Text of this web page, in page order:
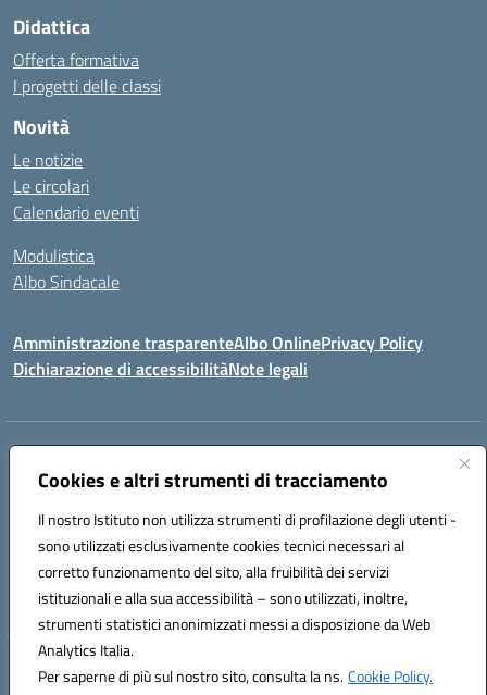
Cookies e altri strumenti di tracciamento
Il nostro Istituto non utilizza strumenti di profilazione degli utenti -
sono utilizzati esclusivamente cookies tecnici necessari al
corretto funzionamento del sito, alla fruibilità dei servizi
istituzionali e alla sua accessibilità – sono utilizzati, inoltre,
strumenti statistici anonimizzati messi a disposizione da Web
Analytics Italia.
Per saperne di più sul nostro sito, consulta la ns.Cookie Policy.
Didattica
Offerta formativa
I progetti delle classi
Novità
Le notizie
Le circolari
Calendario eventi
Modulistica
Albo Sindacale
Amministrazione trasparenteAlbo OnlinePrivacy Policy
Dichiarazione di accessibilitàNote legali
Indirizzo:
Centralino:0994722507 Email:TAIC873006@istruzione.it
Codice fiscale: 90279480736
Codice meccanografico:
TAIC873006
Codice unico di fatturazione (CUF): 488XBQ
Hosting & Powered by 3D Solution S.r.l.